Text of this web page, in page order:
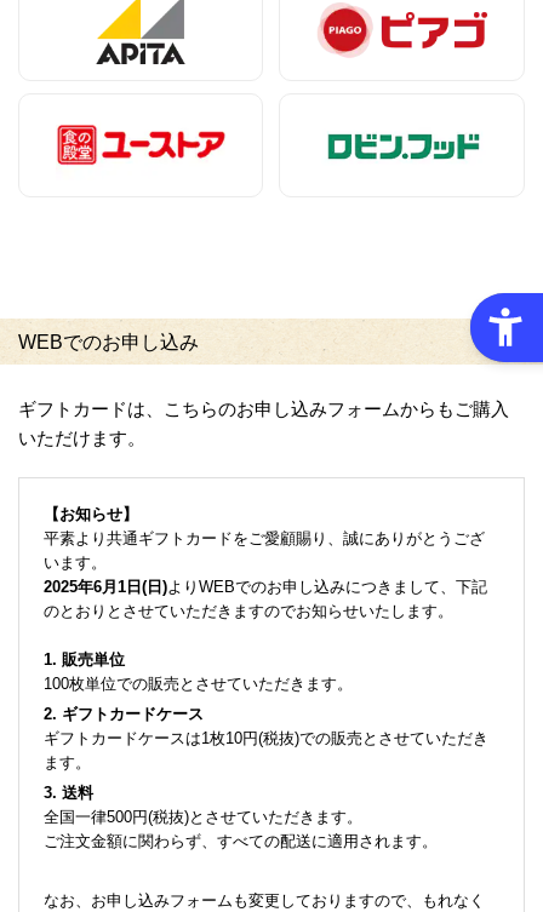
WEBでのお申し込み
ギフトカードは、こちらのお申し込みフォームからもご購入
いただけます。
【お知らせ】
平素より共通ギフトカードをご愛顧賜り、誠にありがとうござ
います。
2025年6月1日(日)よりWEBでのお申し込みにつきまして、下記
のとおりとさせていただきますのでお知らせいたします。
1. 販売単位
100枚単位での販売とさせていただきます。
2. ギフトカードケース
ギフトカードケースは1枚10円(税抜)での販売とさせていただき
ます。
3. 送料
全国一律500円(税抜)とさせていただきます。
ご注文金額に関わらず、すべての配送に適用されます。
なお、お申し込みフォームも変更しておりますので、もれなく